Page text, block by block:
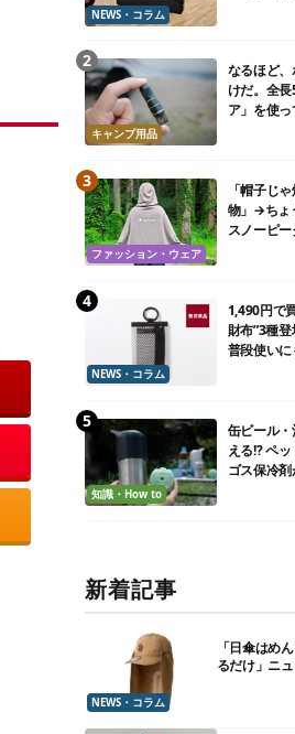
NEWS・コラム
キャンプ用品
なるほど
けだ。全
ア」を使
ファッション・ウェア
「帽子じ
物」→ちょ
スノーピ
NEWS・コラム
1,490円で
財布”3種
普段使い
知識・How to
缶ビール
える!? ペ
ゴス保冷
新着記事
NEWS・コラム
「日傘はめ
るだけ」ニ